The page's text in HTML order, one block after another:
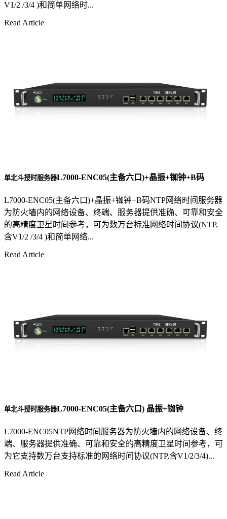
V1/2 /3/4 )和简单网络时...
Read Article
单北斗授时服务器L7000-ENC05(主备六口)+晶振+铷钟+B码
L7000-ENC05(主备六口)+晶振+铷钟+B码NTP网络时间服务器
为防火墙内的网络设备、终端、服务器提供准确、可靠和安全
的高精度卫星时间参考，可为数万台标准网络时间协议(NTP,
含V1/2 /3/4 )和简单网络...
Read Article
单北斗授时服务器L7000-ENC05(主备六口) 晶振+铷钟
L7000-ENC05NTP网络时间服务器为防火墙内的网络设备、终
端、服务器提供准确、可靠和安全的高精度卫星时间参考，可
为它支持数万台支持标准的网络时间协议(NTP,含V1/2/3/4)...
Read Article